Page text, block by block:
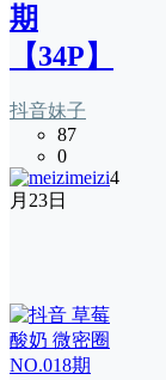
期
【34P】
抖音妹子
87
0
meizi4
月23日